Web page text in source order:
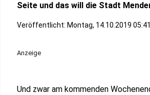
Seite und das will die Stadt
Veröffentlicht: Montag, 14.10.2019 05:41
Anzeige
Und zwar am kommenden